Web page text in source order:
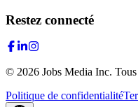
Restez connecté
© 2026 Jobs Media Inc.
Politique de confidentialité